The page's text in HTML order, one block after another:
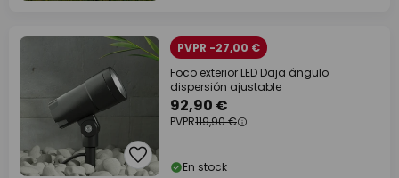
PVPR -27,00 €
Foco exterior LED Daja ángulo
dispersión ajustable
92,90 €
PVPR119,90 €
En stock